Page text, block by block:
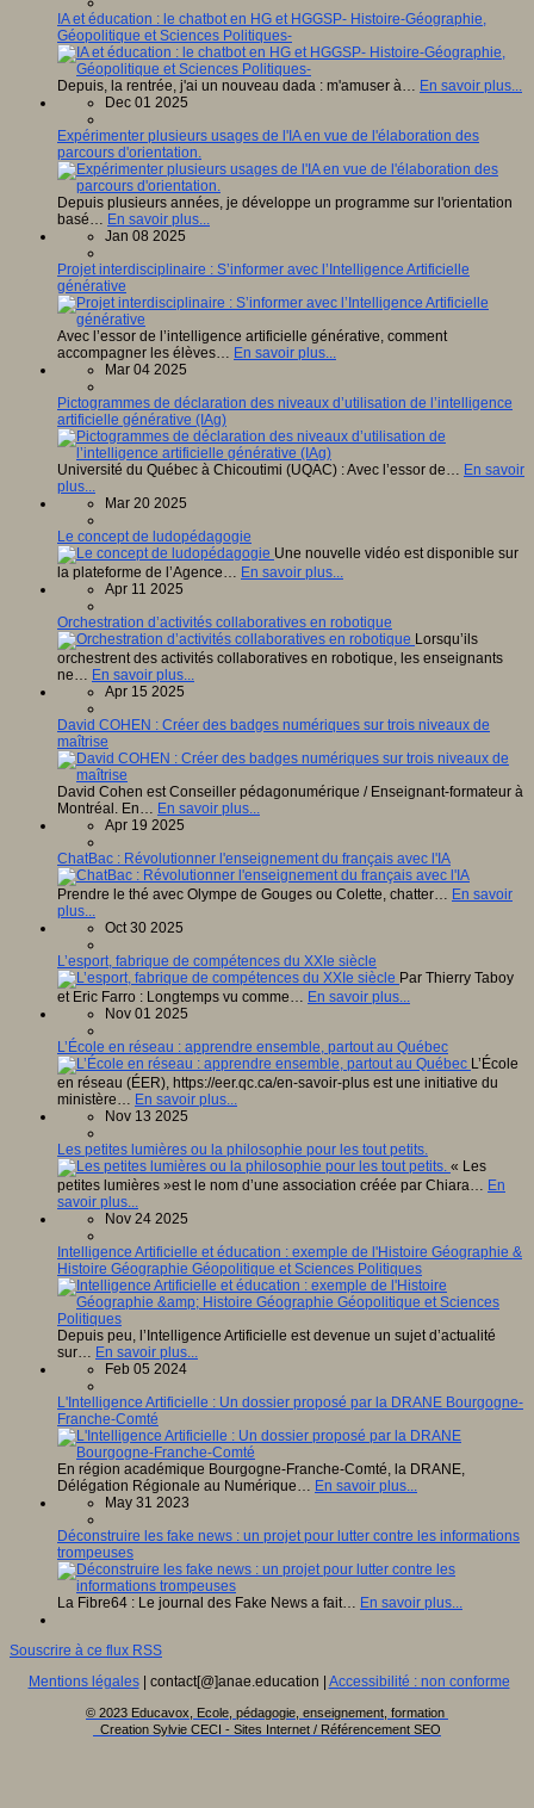
IA et éducation : le chatbot en HG et HGGSP- Histoire-Géographie,
Géopolitique et Sciences Politiques-
Depuis, la rentrée, j'ai un nouveau dada : m'amuser à… En savoir plus...
Dec 01 2025
Expérimenter plusieurs usages de l'IA en vue de l'élaboration des
parcours d'orientation.
Depuis plusieurs années, je développe un programme sur l'orientation
basé… En savoir plus...
Jan 08 2025
Projet interdisciplinaire : S’informer avec l’Intelligence Artificielle
générative
Avec l’essor de l’intelligence artificielle générative, comment
accompagner les élèves… En savoir plus...
Mar 04 2025
Pictogrammes de déclaration des niveaux d’utilisation de l’intelligence
artificielle générative (IAg)
Université du Québec à Chicoutimi (UQAC) : Avec l’essor de… En savoir
plus...
Mar 20 2025
Le concept de ludopédagogie
Une nouvelle vidéo est disponible sur
la plateforme de l’Agence… En savoir plus...
Apr 11 2025
Orchestration d’activités collaboratives en robotique
Lorsqu’ils
orchestrent des activités collaboratives en robotique, les enseignants
ne… En savoir plus...
Apr 15 2025
David COHEN : Créer des badges numériques sur trois niveaux de
maîtrise
David Cohen est Conseiller pédagonumérique / Enseignant-formateur à
Montréal. En… En savoir plus...
Apr 19 2025
ChatBac : Révolutionner l'enseignement du français avec l'IA
Prendre le thé avec Olympe de Gouges ou Colette, chatter… En savoir
plus...
Oct 30 2025
L’esport, fabrique de compétences du XXIe siècle
Par Thierry Taboy
et Eric Farro : Longtemps vu comme… En savoir plus...
Nov 01 2025
L’École en réseau : apprendre ensemble, partout au Québec
L’École
en réseau (ÉER), https://eer.qc.ca/en-savoir-plus est une initiative du
ministère… En savoir plus...
Nov 13 2025
Les petites lumières ou la philosophie pour les tout petits.
« Les
petites lumières »est le nom d’une association créée par Chiara… En
savoir plus...
Nov 24 2025
Intelligence Artificielle et éducation : exemple de l'Histoire Géographie &
Histoire Géographie Géopolitique et Sciences Politiques
Depuis peu, l’Intelligence Artificielle est devenue un sujet d’actualité
sur… En savoir plus...
Feb 05 2024
L'Intelligence Artificielle : Un dossier proposé par la DRANE Bourgogne-
Franche-Comté
En région académique Bourgogne-Franche-Comté, la DRANE,
Délégation Régionale au Numérique… En savoir plus...
May 31 2023
Déconstruire les fake news : un projet pour lutter contre les informations
trompeuses
La Fibre64 : Le journal des Fake News a fait… En savoir plus...
Souscrire à ce flux RSS
Mentions légales| contact[@]anae.education | Accessibilité : non conforme
© 2023 Educavox, Ecole, pédagogie, enseignement, formation
Creation Sylvie CECI - Sites Internet / Référencement SEO